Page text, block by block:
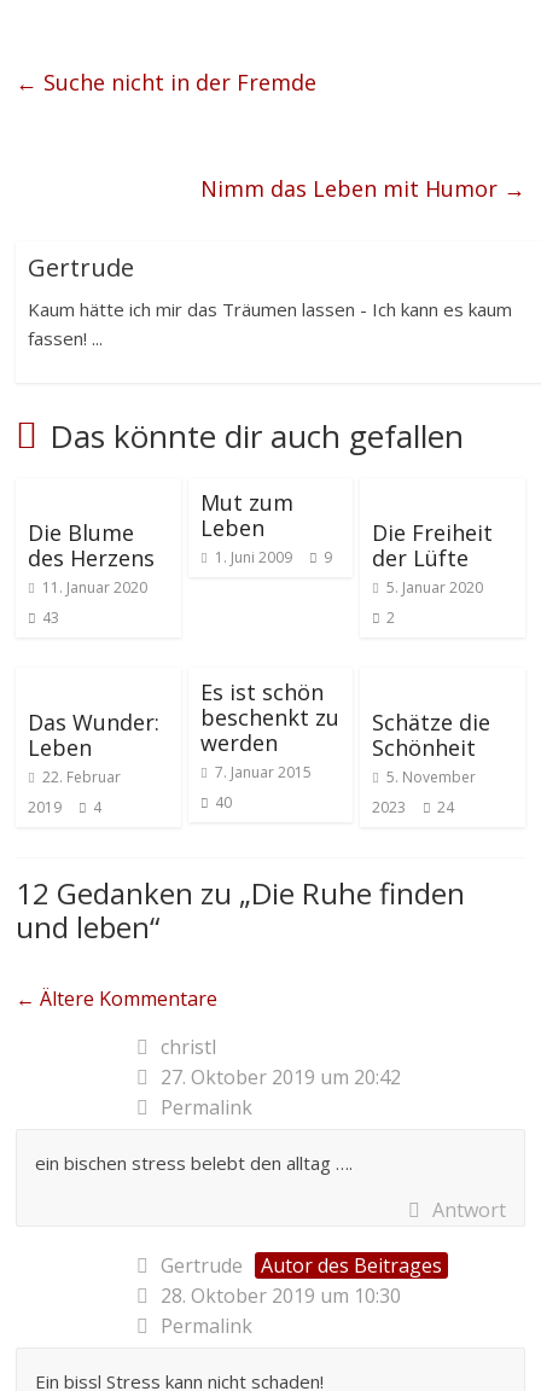
← Suche nicht in der Fremde
Nimm das Leben mit Humor →
Gertrude
Kaum hätte ich mir das Träumen lassen - Ich kann es kaum
fassen! ...
Das könnte dir auch gefallen
Die Blume
des Herzens
11. Januar 2020
43
Mut zum
Leben
1. Juni 2009 9
Die Freiheit
der Lüfte
5. Januar 2020
2
Das Wunder:
Leben
22. Februar
2019
4
Es ist schön
beschenkt zu
werden
7. Januar 2015
40
Schätze die
Schönheit
5. November
2023
24
12 Gedanken zu „Die Ruhe finden
und leben“
← Ältere Kommentare
christl
27. Oktober 2019 um 20:42
Permalink
ein bischen stress belebt den alltag ….
Antwort
Gertrude
Autor des Beitrages
28. Oktober 2019 um 10:30
Permalink
Ein bissl Stress kann nicht schaden!